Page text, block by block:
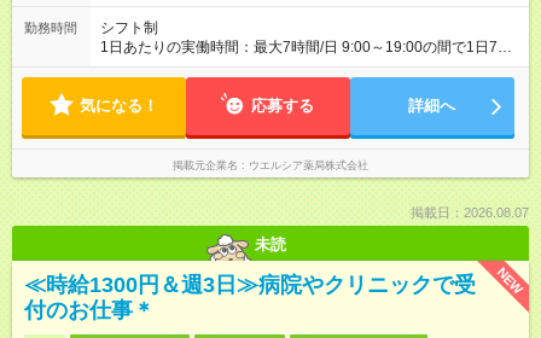
勤務時間
シフト制
1日あたりの実働時間：最大7時間/日 9:00～19:00の間で1日7時
間の勤務 ☆週3～5日の勤務 ※勤務曜日応相談 ☆未経験・無資格
気になる！ 応募する 詳細へ
掲載元企業名 ウエルシア薬局株式会社
掲載日：2026.08.07
未読
NEW
≪時給1300円＆週3日≫病院やクリニックで受
付のお仕事＊